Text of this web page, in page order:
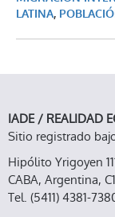
LATINA,
IADE / REALIDAD
Sitio registrado
Hipólito Yrigoyen
CABA, Argentina,
Tel. (5411) 4381-